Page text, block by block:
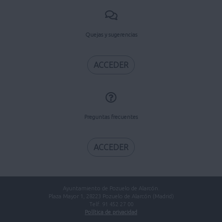
Quejas y sugerencias
ACCEDER
Preguntas frecuentes
ACCEDER
Ayuntamiento de Pozuelo de Alarcón.
Plaza Mayor 1, 28223 Pozuelo de Alarcón (Madrid)
Telf. 91 452 27 00
Política de privacidad